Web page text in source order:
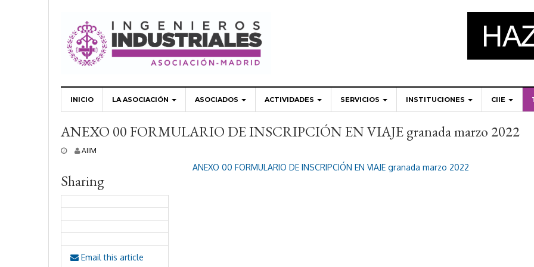
INICIO LA ASOCIACIÓN ASOCIADOS ACTIVIDADES SERVICIOS INSTITUCIONES CIIE
ANEXO 00 FORMULARIO DE INSCRIPCIÓN EN VIAJE granada marzo 2022
b
l
,
2
2
AIIM
ANEXO 00 FORMULARIO DE INSCRIPCIÓN EN VIAJE granada marzo 2022
Sharing
Email this article